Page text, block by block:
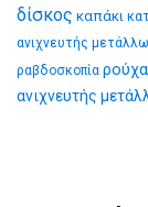
δίσκος καπάκι
ανιχνευτής
ραβδοσκοπία ρούχα
ανιχνευτής